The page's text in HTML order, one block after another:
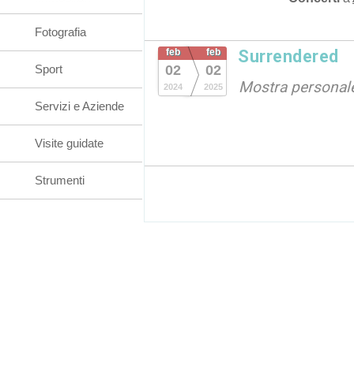
feb
02
2024
feb
02
2025
Surrendered
Mostra
Fotografia
Sport
Servizi e Aziende
Visite guidate
Strumenti